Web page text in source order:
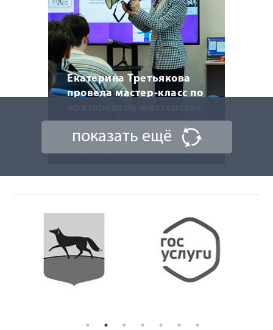
Екатерина Третьякова
провела мастер-класс по
20 марта 2026
показать ещё